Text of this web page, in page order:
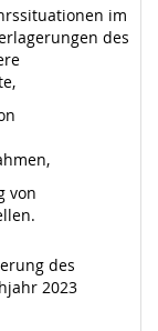
im
des
von
des
2023